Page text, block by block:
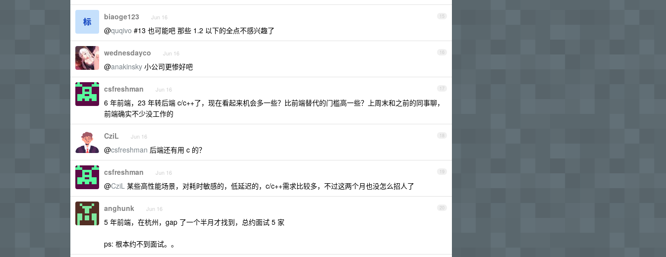
15
biaoge123 Jun 16
@quqivo #13 也可能吧 那些 1.2 以下的全点不感兴趣了
16
wednesdayco Jun 16
@anakinsky 小公司更惨好吧
17
csfreshman Jun 16
6 年前端，23 年转后端 c/c++了，现在看起来机会多一些？比前端替代的门槛高一些？上周末和之前的同事聊，
前端确实不少没工作的
18
CziL Jun 16
@csfreshman 后端还有用 c 的？
19
csfreshman Jun 16
@CziL 某些高性能场景，对耗时敏感的，低延迟的，c/c++需求比较多，不过这两个月也没怎么招人了
20
anghunk Jun 16
5 年前端，在杭州，gap 了一个半月才找到，总约面试 5 家
ps: 根本约不到面试。。